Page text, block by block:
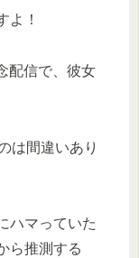
よ！
配信で、彼女
は間違いあり
ハマっていた
ら推測する